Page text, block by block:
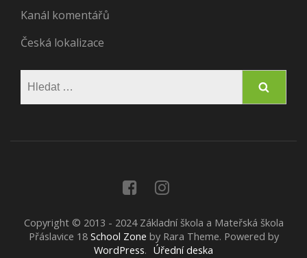
Kanál komentářů
Česká lokalizace
Copyright © 2013 - 2024 Základní škola a Mateřská škola
Přáslavice 18 School Zone by Rara Theme. Powered by
WordPress. Úřední deska